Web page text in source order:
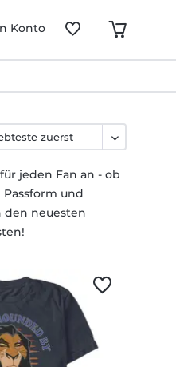
Konto
jeden Fan an - ob
und
den neuesten